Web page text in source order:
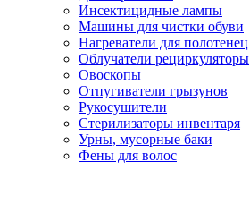
Инсектицидные лампы
Машины для чистки обуви
Нагреватели для полотенец
Облучатели рециркуляторы
Овоскопы
Отпугиватели грызунов
Рукосушители
Стерилизаторы инвентаря
Урны, мусорные баки
Фены для волос